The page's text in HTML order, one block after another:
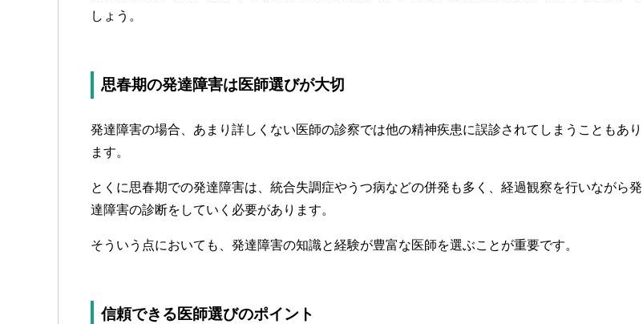
しょう。
思春期の発達障害は医師選びが大切
発達障害の場合、あまり詳しくない医師の診察では他の精神疾患に誤診されてしまうこともあり
ます。
とくに思春期での発達障害は、統合失調症やうつ病などの併発も多く、経過観察を行いながら発
達障害の診断をしていく必要があります。
そういう点においても、発達障害の知識と経験が豊富な医師を選ぶことが重要です。
信頼できる医師選びのポイント